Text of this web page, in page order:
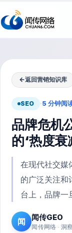
←返回营销知识库
SEO ·5 分钟阅
品牌危机
的‘热度衰
在现代社交媒
的广泛关注和
台上，品牌一
闻 闻传GEO
闻传网络 · 洞